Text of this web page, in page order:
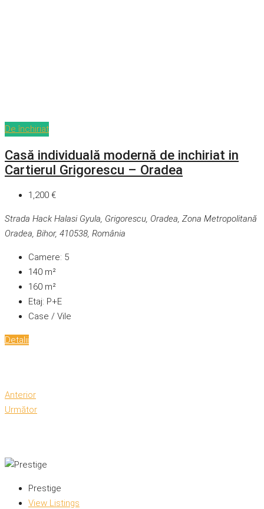
De închiriat
Casă individuală modernă de inchiriat in
Cartierul Grigorescu – Oradea
1,200 €
Strada Hack Halasi Gyula, Grigorescu, Oradea, Zona Metropolitană
Oradea, Bihor, 410538, România
Camere: 5
140 m²
160 m²
Etaj: P+E
Case / Vile
Detalii
Anterior
Următor
Prestige
View Listings